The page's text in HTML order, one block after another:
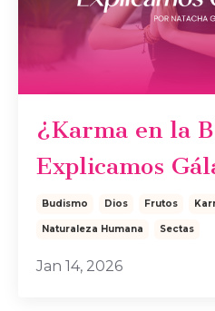
¿Karma en la
Explicamos
Budismo Dios Frutos
Naturaleza Humana Sectas
Jan 14, 2026